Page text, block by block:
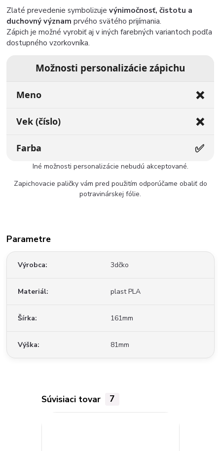
Zlaté prevedenie symbolizujevýnimočnosť, čistotu a
duchovný význam prvého svätého prijímania.
Zápich je možné vyrobiť aj v iných farebných variantoch podľa
dostupného vzorkovníka.
Možnosti personalizácie zápichu
Meno ❌
Vek (číslo) ❌
Farba ✅
Iné možnosti personalizácie nebudú akceptované.
Zapichovacie paličky vám pred použitím odporúčame obaliť do
potravinárskej fólie.
Parametre
Výrobca 3dčko
Materiál plast PLA
Šírka 161mm
Výška 81mm
Súvisiaci tovar 7